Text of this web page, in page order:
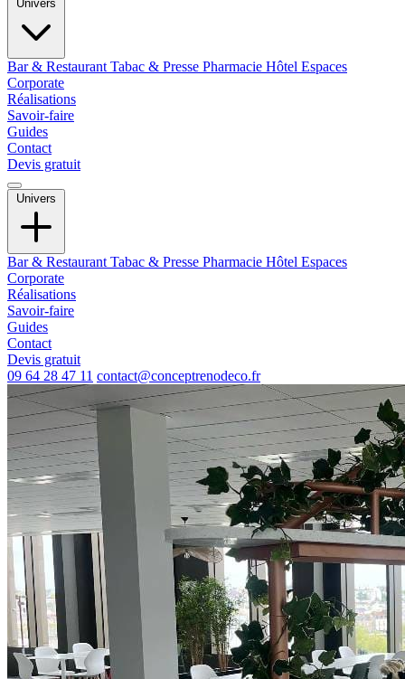
Bar & Restaurant Tabac & Presse Pharmacie Hôtel Espaces
Corporate
Réalisations
Savoir-faire
Guides
Contact
Devis gratuit
Univers
Bar & Restaurant Tabac & Presse Pharmacie Hôtel Espaces
Corporate
Réalisations
Savoir-faire
Guides
Contact
Devis gratuit
09 64 28 47 11 contact@conceptrenodeco.fr